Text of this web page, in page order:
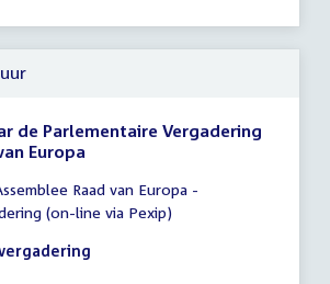
de Parlementaire Vergadering
Europa
Raad van Europa -
(on-line via Pexip)